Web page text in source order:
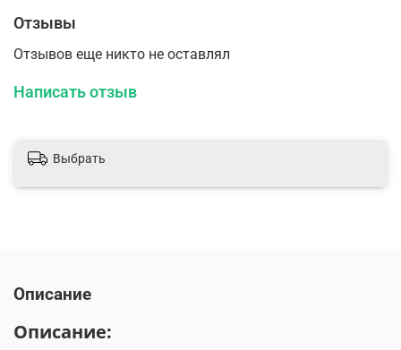
Отзывы
Отзывов еще никто не оставлял
Написать отзыв
Выбрать
Описание
Описание: